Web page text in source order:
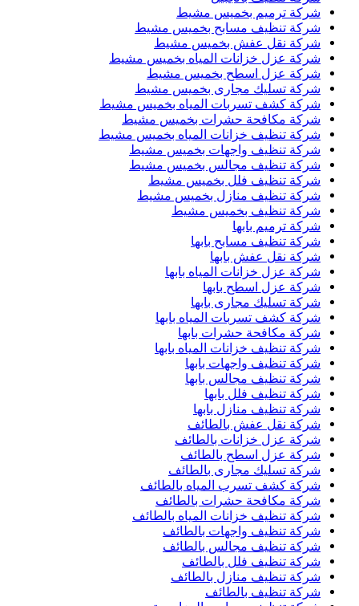
شركة ترميم بخميس مشيط
شركة تنظيف مسابح بخميس مشيط
شركة نقل عفش بخميس مشيط
شركة عزل خزانات المياه بخميس مشيط
شركة عزل اسطح بخميس مشيط
شركة تسليك مجارى بخميس مشيط
شركة كشف تسربات المياه بخميس مشيط
شركة مكافحة حشرات بخميس مشيط
شركة تنظيف خزانات المياه بخميس مشيط
شركة تنظيف واجهات بخميس مشيط
شركة تنظيف مجالس بخميس مشيط
شركة تنظيف فلل بخميس مشيط
شركة تنظيف منازل بخميس مشيط
شركة تنظيف بخميس مشيط
شركة ترميم بابها
شركة تنظيف مسابح بابها
شركة نقل عفش بابها
شركة عزل خزانات المياه بابها
شركة عزل اسطح بابها
شركة تسليك مجارى بابها
شركة كشف تسربات المياه بابها
شركة مكافحة حشرات بابها
شركة تنظيف خزانات المياه بابها
شركة تنظيف واجهات بابها
شركة تنظيف مجالس بابها
شركة تنظيف فلل بابها
شركة تنظيف منازل بابها
شركة نقل عفش بالطائف
شركة عزل خزانات بالطائف
شركة عزل اسطح بالطائف
شركة تسليك مجارى بالطائف
شركة كشف تسرب المياه بالطائف
شركة مكافحة حشرات بالطائف
شركة تنظيف خزانات المياه بالطائف
شركة تنظيف واجهات بالطائف
شركة تنظيف مجالس بالطائف
شركة تنظيف فلل بالطائف
شركة تنظيف منازل بالطائف
شركة تنظيف بالطائف